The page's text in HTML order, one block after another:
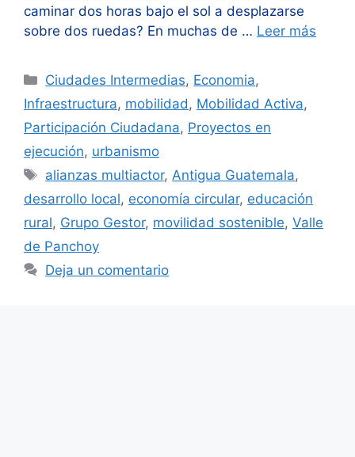
caminar dos horas bajo el sol a desplazarse
sobre dos ruedas? En muchas de … Leer más
Categorías
Ciudades Intermedias, Economia,
Infraestructura, mobilidad , Mobilidad Activa,
Participación Ciudadana, Proyectos en
ejecución, urbanismo
Etiquetas
alianzas multiactor, Antigua Guatemala,
desarrollo local, economía circular, educación
rural, Grupo Gestor, movilidad sostenible, Valle
de Panchoy
Deja un comentario